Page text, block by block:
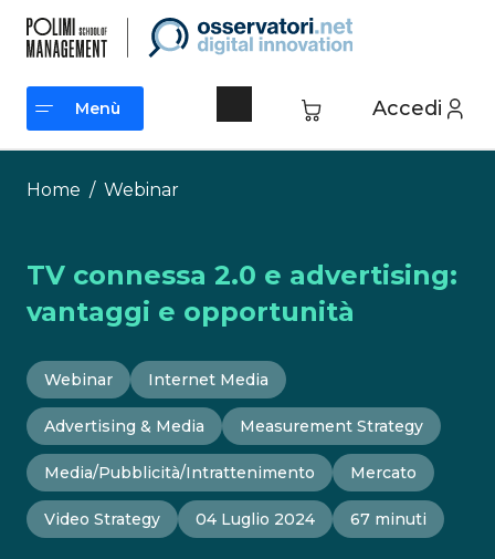
contenuto
Accedi
Menù
Menù
Home / Webinar
TV connessa 2.0 e advertising:
vantaggi e opportunità
Webinar Internet Media
Advertising & Media Measurement Strategy
Media/Pubblicità/Intrattenimento Mercato
Video Strategy 04 Luglio 2024 67 minuti